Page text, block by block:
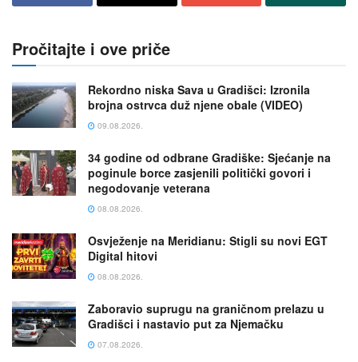
Pročitajte i ove priče
Rekordno niska Sava u Gradišci: Izronila
brojna ostrvca duž njene obale (VIDEO)
09.08.2026.
34 godine od odbrane Gradiške: Sjećanje na
poginule borce zasjenili politički govori i
negodovanje veterana
08.08.2026.
Osvježenje na Meridianu: Stigli su novi EGT
Digital hitovi
08.08.2026.
Zaboravio suprugu na graničnom prelazu u
Gradišci i nastavio put za Njemačku
07.08.2026.